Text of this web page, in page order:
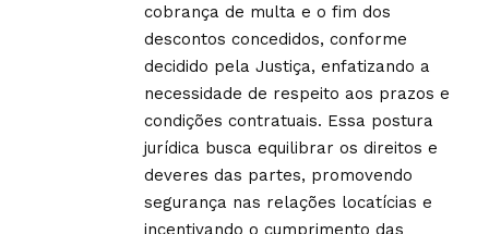
cobrança de multa e o fim dos
descontos concedidos, conforme
decidido pela Justiça, enfatizando a
necessidade de respeito aos prazos e
condições contratuais. Essa postura
jurídica busca equilibrar os direitos e
deveres das partes, promovendo
segurança nas relações locatícias e
incentivando o cumprimento das